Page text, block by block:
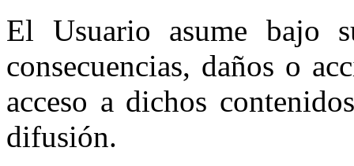
El Usuario asume bajo
consecuencias, daños o
acceso a dichos
difusión.